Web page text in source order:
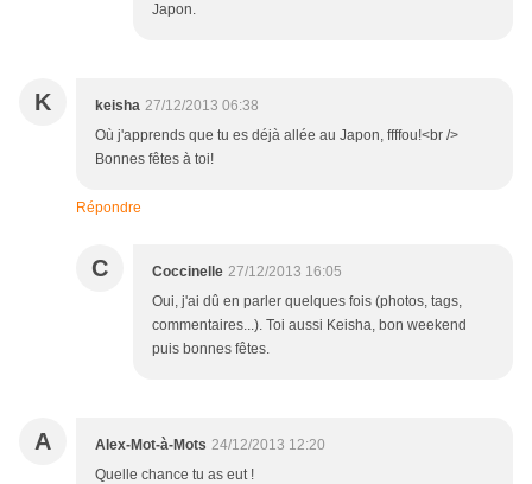
Japon.
K keisha 27/12/2013 06:38
Où j'apprends que tu es déjà allée au Japon, ffffou!<br />
Bonnes fêtes à toi!
Répondre
C Coccinelle 27/12/2013 16:05
Oui, j'ai dû en parler quelques fois (photos, tags,
commentaires...). Toi aussi Keisha, bon weekend
puis bonnes fêtes.
A Alex-Mot-à-Mots 24/12/2013 12:20
Quelle chance tu as eut !